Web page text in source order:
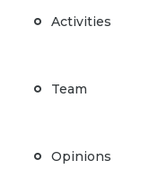
Activities
Team
Opinions